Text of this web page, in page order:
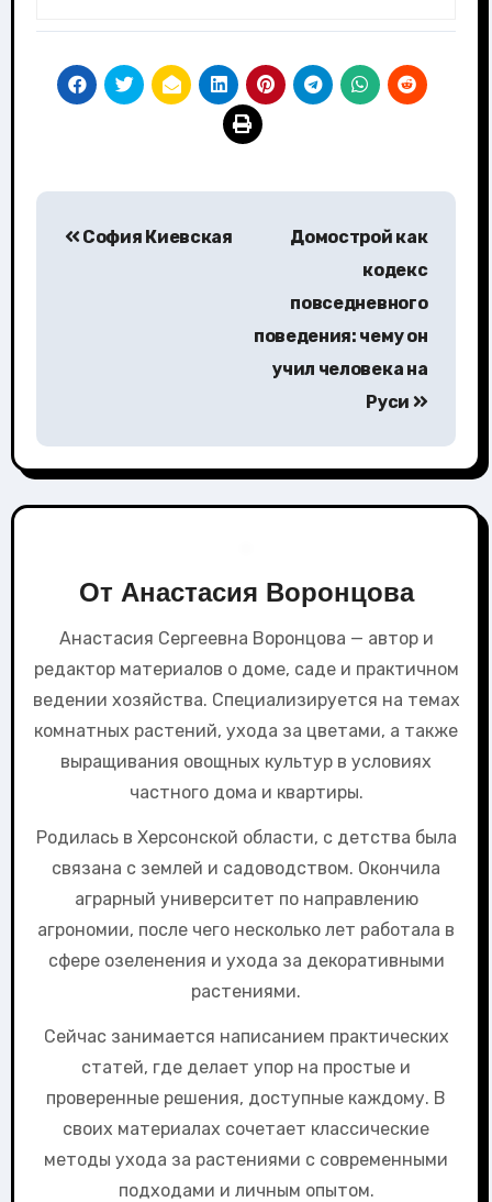
София Киевская
Домострой как
кодекс
повседневного
поведения: чему он
учил человека на
Руси
От Анастасия Воронцова
Анастасия Сергеевна Воронцова — автор и
редактор материалов о доме, саде и практичном
ведении хозяйства. Специализируется на темах
комнатных растений, ухода за цветами, а также
выращивания овощных культур в условиях
частного дома и квартиры.
Родилась в Херсонской области, с детства была
связана с землей и садоводством. Окончила
аграрный университет по направлению
агрономии, после чего несколько лет работала в
сфере озеленения и ухода за декоративными
растениями.
Сейчас занимается написанием практических
статей, где делает упор на простые и
проверенные решения, доступные каждому. В
своих материалах сочетает классические
методы ухода за растениями с современными
подходами и личным опытом.